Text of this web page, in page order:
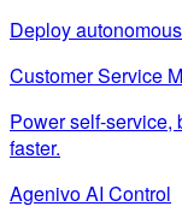
Deploy
Customer Service
Power self-service,
faster.
Agenivo AI Control